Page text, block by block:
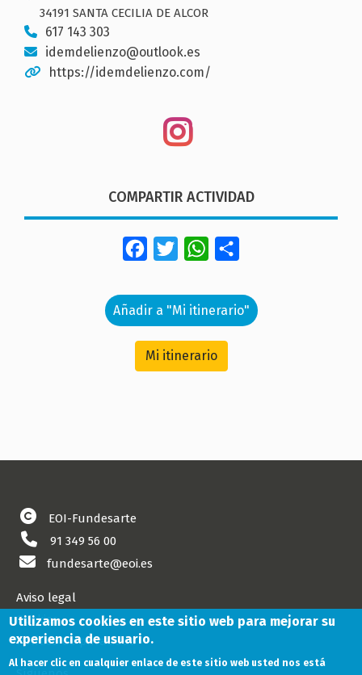
34191 SANTA CECILIA DE ALCOR
617 143 303
idemdelienzo@outlook.es
https://idemdelienzo.com/
COMPARTIR ACTIVIDAD
FacebookTwitterWhatsApp
Añadir a "Mi itinerario"
Mi itinerario
EOI-Fundesarte
91 349 56 00
fundesarte@eoi.es
Aviso legal
Cookies
Política de privacidad
Utilizamos cookies en este sitio web para mejorar su
experiencia de usuario.
Al hacer clic en cualquier enlace de este sitio web usted nos está